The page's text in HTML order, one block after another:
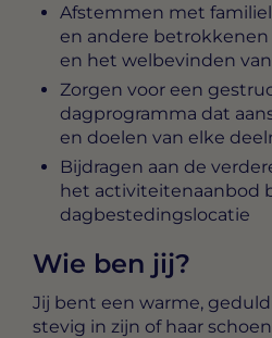
Afstemmen met
en andere
en het welbevinden
Zorgen voor een
dagprogramma dat
en doelen van elke
Bijdragen aan de
het activiteitenaanbod
dagbestedingslocatie
Wie ben jij?
Jij bent een warme,
stevig in zijn of haar